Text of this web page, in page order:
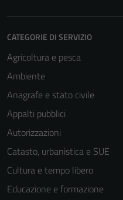
CATEGORIE DI SERVIZIO
Agricoltura e pesca
Ambiente
Anagrafe e stato civile
Appalti pubblici
Autorizzazioni
Catasto, urbanistica e SUE
Cultura e tempo libero
Educazione e formazione